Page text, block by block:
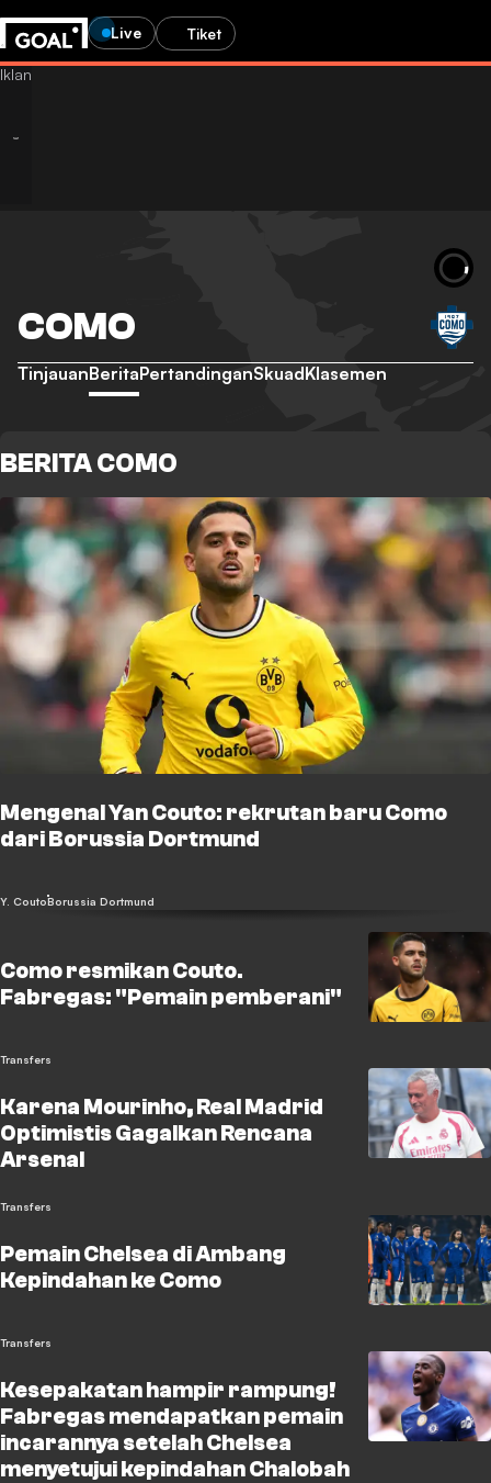
Live Tiket
COMO
TinjauanBeritaPertandinganSkuadKlasemen
BERITA COMO
Mengenal Yan Couto: rekrutan baru Como
dari Borussia Dortmund
Y. CoutoBorussia Dortmund
Como resmikan Couto.
Fabregas: "Pemain pemberani"
Transfers
Karena Mourinho, Real Madrid
Optimistis Gagalkan Rencana
Arsenal
Transfers
Pemain Chelsea di Ambang
Kepindahan ke Como
Transfers
Kesepakatan hampir rampung!
Fabregas mendapatkan pemain
incarannya setelah Chelsea
menyetujui kepindahan Chalobah